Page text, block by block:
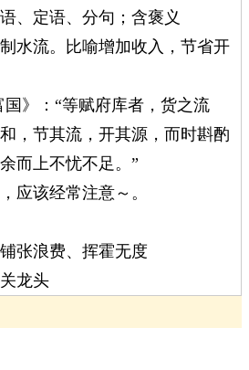
、定语、分句；含褒义
水流。比喻增加收入，节省开
国》：“等赋府库者，货之流
，节其流，开其源，而时斟酌
而上不忧不足。”
应该经常注意～。
张浪费、挥霍无度
龙头